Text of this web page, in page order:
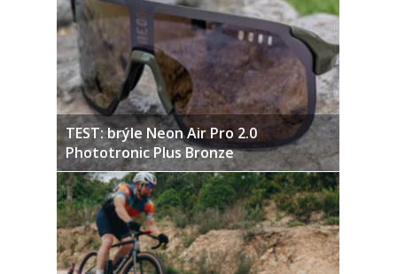
TEST: brýle Neon Air Pro 2.0
Phototronic Plus Bronze